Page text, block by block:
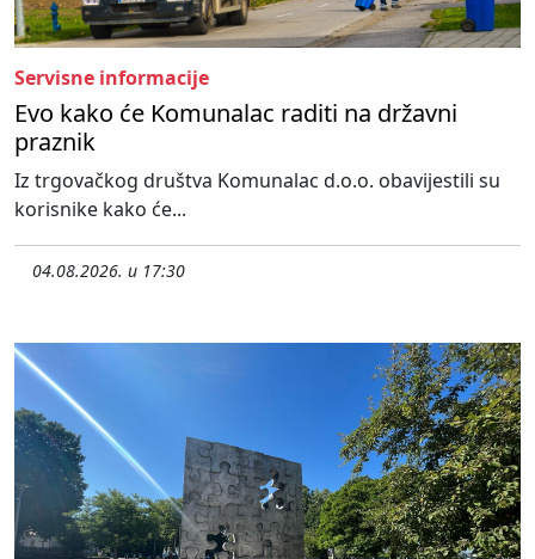
Servisne informacije
Evo kako će Komunalac raditi na državni
praznik
Iz trgovačkog društva Komunalac d.o.o. obavijestili su
korisnike kako će...
04.08.2026. u 17:30